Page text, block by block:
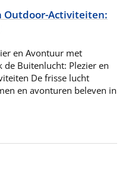
Outdoor-Activiteiten:
en Avontuur met
Buitenlucht: Plezier en
De frisse lucht
en avonturen beleven in